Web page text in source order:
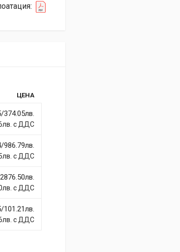
diam. Nulla
ЦЕНА
374.05лв.
с ДДС
986.79лв.
с ДДС
с ДДС
101.21лв.
с ДДС